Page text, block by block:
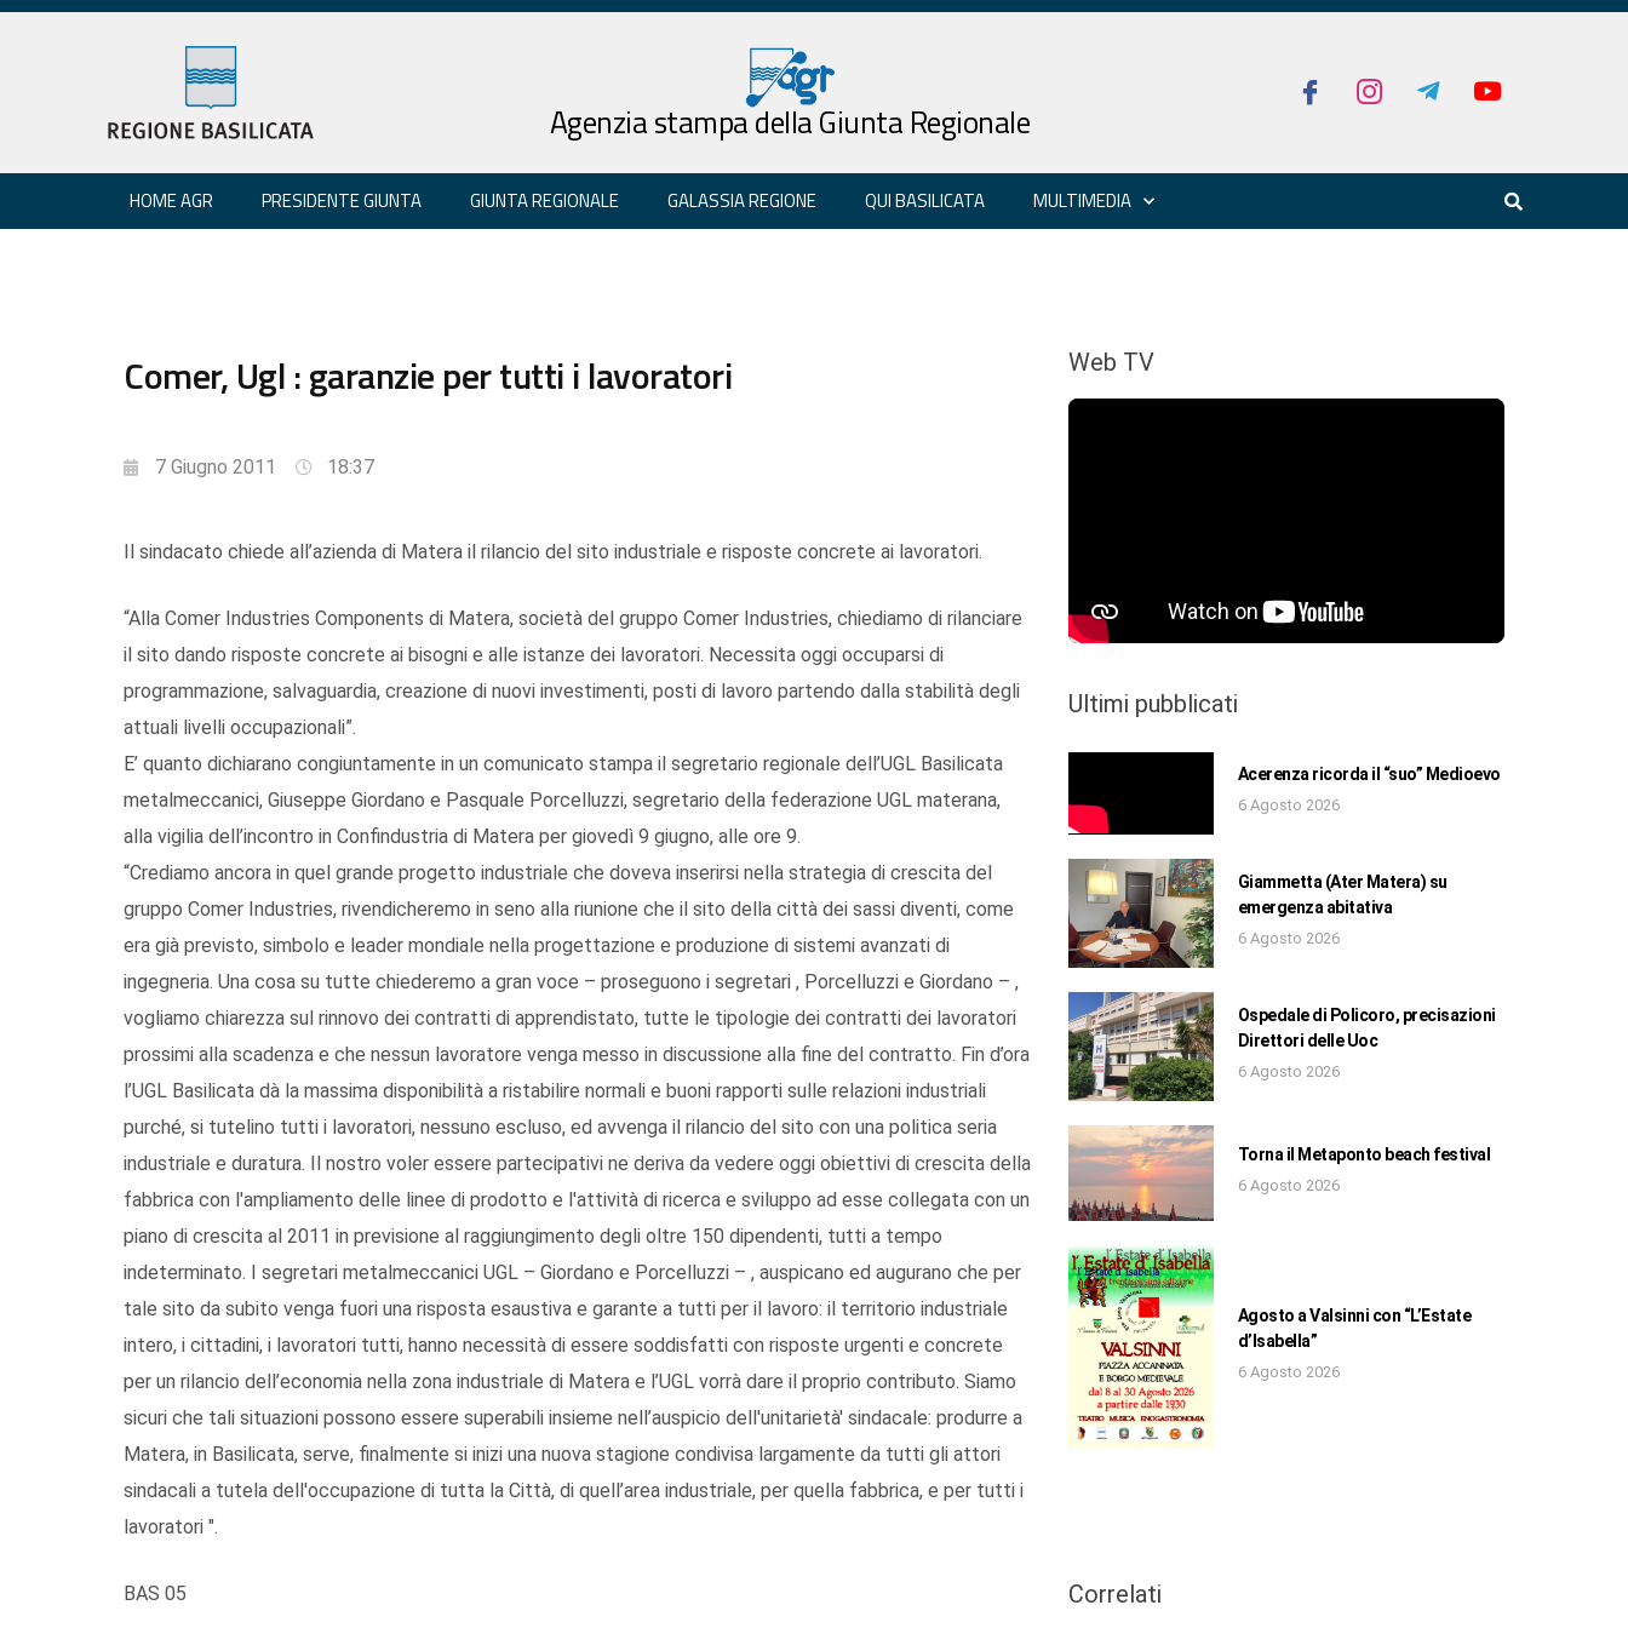
Agenzia stampa della Giunta Regionale
HOME AGR PRESIDENTE GIUNTA GIUNTA REGIONALE GALASSIA REGIONE QUI BASILICATA MULTIMEDIA
Comer, Ugl : garanzie per tutti i lavoratori
7 Giugno 2011 18:37
Il sindacato chiede all’azienda di Matera il rilancio del sito industriale e risposte concrete ai lavoratori.
“Alla Comer Industries Components di Matera, società del gruppo Comer Industries, chiediamo di rilanciare
il sito dando risposte concrete ai bisogni e alle istanze dei lavoratori. Necessita oggi occuparsi di
programmazione, salvaguardia, creazione di nuovi investimenti, posti di lavoro partendo dalla stabilità degli
attuali livelli occupazionali”.
E’ quanto dichiarano congiuntamente in un comunicato stampa il segretario regionale dell’UGL Basilicata
metalmeccanici, Giuseppe Giordano e Pasquale Porcelluzzi, segretario della federazione UGL materana,
alla vigilia dell’incontro in Confindustria di Matera per giovedì 9 giugno, alle ore 9.
“Crediamo ancora in quel grande progetto industriale che doveva inserirsi nella strategia di crescita del
gruppo Comer Industries, rivendicheremo in seno alla riunione che il sito della città dei sassi diventi, come
era già previsto, simbolo e leader mondiale nella progettazione e produzione di sistemi avanzati di
ingegneria. Una cosa su tutte chiederemo a gran voce – proseguono i segretari , Porcelluzzi e Giordano – ,
vogliamo chiarezza sul rinnovo dei contratti di apprendistato, tutte le tipologie dei contratti dei lavoratori
prossimi alla scadenza e che nessun lavoratore venga messo in discussione alla fine del contratto. Fin d’ora
l’UGL Basilicata dà la massima disponibilità a ristabilire normali e buoni rapporti sulle relazioni industriali
purché, si tutelino tutti i lavoratori, nessuno escluso, ed avvenga il rilancio del sito con una politica seria
industriale e duratura. Il nostro voler essere partecipativi ne deriva da vedere oggi obiettivi di crescita della
fabbrica con l'ampliamento delle linee di prodotto e l'attività di ricerca e sviluppo ad esse collegata con un
piano di crescita al 2011 in previsione al raggiungimento degli oltre 150 dipendenti, tutti a tempo
indeterminato. I segretari metalmeccanici UGL – Giordano e Porcelluzzi – , auspicano ed augurano che per
tale sito da subito venga fuori una risposta esaustiva e garante a tutti per il lavoro: il territorio industriale
intero, i cittadini, i lavoratori tutti, hanno necessità di essere soddisfatti con risposte urgenti e concrete
per un rilancio dell’economia nella zona industriale di Matera e l’UGL vorrà dare il proprio contributo. Siamo
sicuri che tali situazioni possono essere superabili insieme nell’auspicio dell'unitarietà' sindacale: produrre a
Matera, in Basilicata, serve, finalmente si inizi una nuova stagione condivisa largamente da tutti gli attori
sindacali a tutela dell'occupazione di tutta la Città, di quell’area industriale, per quella fabbrica, e per tutti i
lavoratori ".
BAS 05
Web TV
Ultimi pubblicati
Acerenza ricorda il “suo” Medioevo
6 Agosto 2026
Giammetta (Ater Matera) su
emergenza abitativa
6 Agosto 2026
Ospedale di Policoro, precisazioni
Direttori delle Uoc
6 Agosto 2026
Torna il Metaponto beach festival
6 Agosto 2026
Agosto a Valsinni con “L’Estate
d’Isabella”
6 Agosto 2026
Correlati